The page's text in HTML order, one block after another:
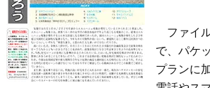
ファイ
で、パケ
プランに